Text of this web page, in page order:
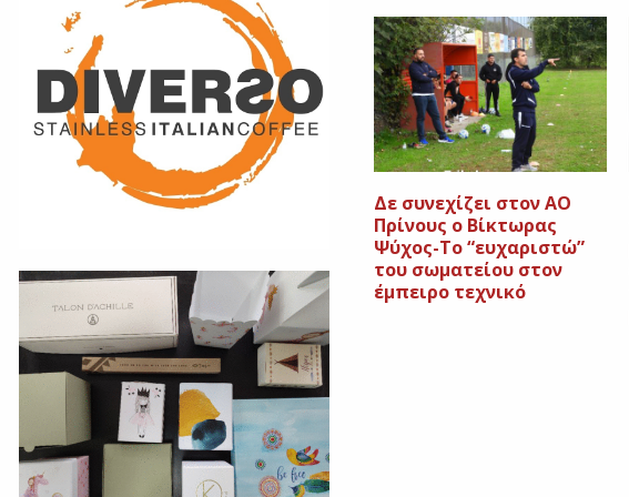
Δε συνεχίζει στον ΑΟ
Πρίνους ο Βίκτωρας
Ψύχος-Το “ευχαριστώ”
του σωματείου στον
έμπειρο τεχνικό